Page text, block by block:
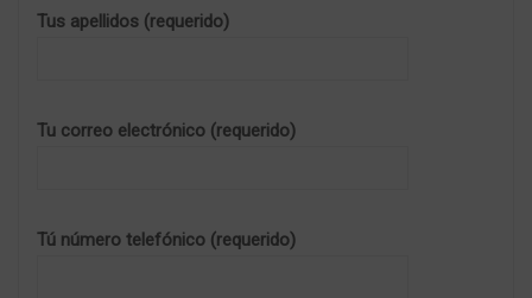
Tus apellidos (requerido)
Tu correo electrónico (requerido)
Tú número telefónico (requerido)